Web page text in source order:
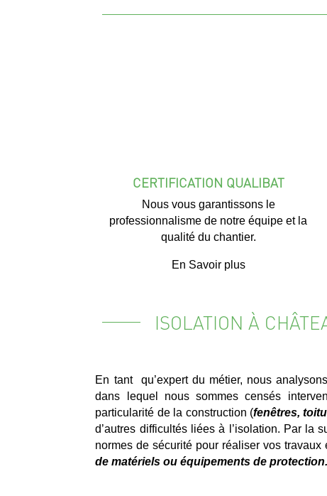
CERTIFICATION QUALIBAT
Nous vous garantissons le
professionnalisme de notre équipe et la
qualité du chantier.
En Savoir plus
ISOLATION À
En tant qu’expert du métier, nous
dans lequel nous sommes censés
particularité de la construction (fenêtres,
d’autres difficultés liées à l’isolation. Par la
normes de sécurité pour réaliser vos
de matériels ou équipements de protection.